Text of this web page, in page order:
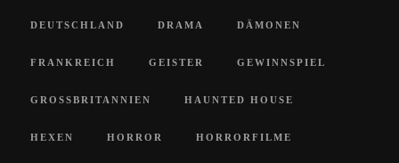
DEUTSCHLAND DRAMA DÄMONEN
FRANKREICH GEISTER GEWINNSPIEL
GROSSBRITANNIEN HAUNTED HOUSE
HEXEN HORROR HORRORFILME